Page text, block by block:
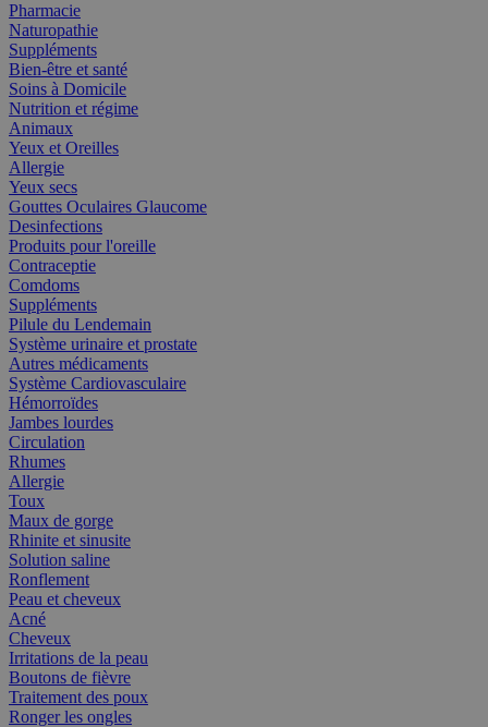
Pharmacie
Naturopathie
Suppléments
Bien-être et santé
Soins à Domicile
Nutrition et régime
Animaux
Yeux et Oreilles
Allergie
Yeux secs
Gouttes Oculaires Glaucome
Desinfections
Produits pour l'oreille
Contraceptie
Comdoms
Suppléments
Pilule du Lendemain
Système urinaire et prostate
Autres médicaments
Système Cardiovasculaire
Hémorroïdes
Jambes lourdes
Circulation
Rhumes
Allergie
Toux
Maux de gorge
Rhinite et sinusite
Solution saline
Ronflement
Peau et cheveux
Acné
Cheveux
Irritations de la peau
Boutons de fièvre
Traitement des poux
Ronger les ongles